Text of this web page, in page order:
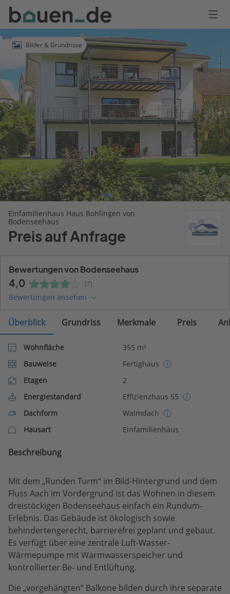
Bauen
Logo
Anmelden
Bilder & Grundrisse
Einfamilienhaus Haus Bohlingen von
Bodenseehaus
Preis auf Anfrage
Bewertungen von Bodenseehaus
4,0 (7)
Bewertungen ansehen
Überblick Grundriss Merkmale Preis
Wohnfläche
355 m²
Bauweise
Fertighaus
Etagen
2
Energiestandard
Effizienzhaus 55
Dachform
Walmdach
Hausart
Einfamilienhaus
Beschreibung
Mit dem „Runden Turm“ im Bild-Hintergrund und dem
Fluss Aach im Vordergrund ist das Wohnen in diesem
dreistöckigen Bodenseehaus einfach ein Rundum-
Erlebnis. Das Gebäude ist ökologisch sowie
behindertengerecht, barrierefrei geplant und gebaut.
Es verfügt über eine zentrale Luft-Wasser-
Wärmepumpe mit Warmwasserspeicher und
kontrollierter Be- und Entlüftung.
Die „vorgehängten“ Balkone bilden durch ihre separate